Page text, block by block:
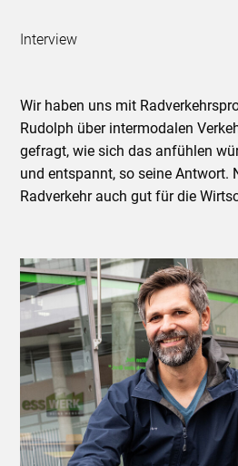
Interview
Wir haben uns mit
Rudolph über intermodalen
gefragt, wie sich das anfühlen
und entspannt, so seine Antwort.
Radverkehr auch gut für die